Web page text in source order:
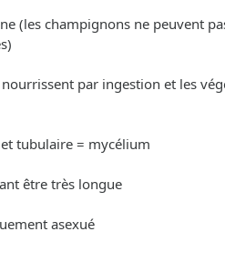
(les champignons ne peuvent
par ingestion et les
tubulaire = mycélium
être très longue
asexué